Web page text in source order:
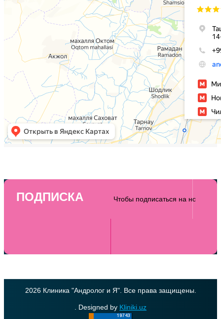
ПОДПИСКА
2026 Клиника "Андролог и Я". Все права защищены.
. Designed by Kliniki.uz